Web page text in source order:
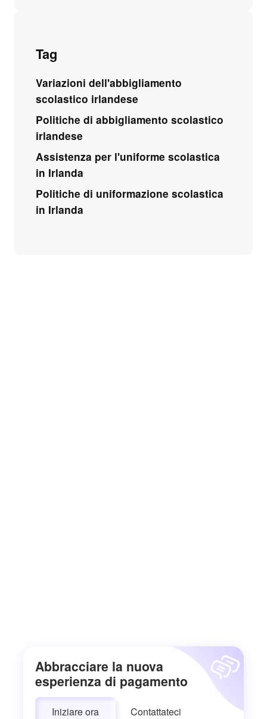
Tag
Variazioni dell'abbigliamento
scolastico irlandese
Politiche di abbigliamento scolastico
irlandese
Assistenza per l'uniforme scolastica
in Irlanda
Politiche di uniformazione scolastica
in Irlanda
Abbracciare la nuova
esperienza di pagamento
Iniziare ora Contattateci